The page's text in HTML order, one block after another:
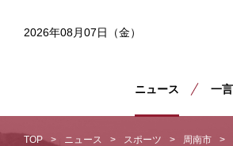
2026年08月07日（金）
ニュース 一
TOP ニュース スポーツ 周南市